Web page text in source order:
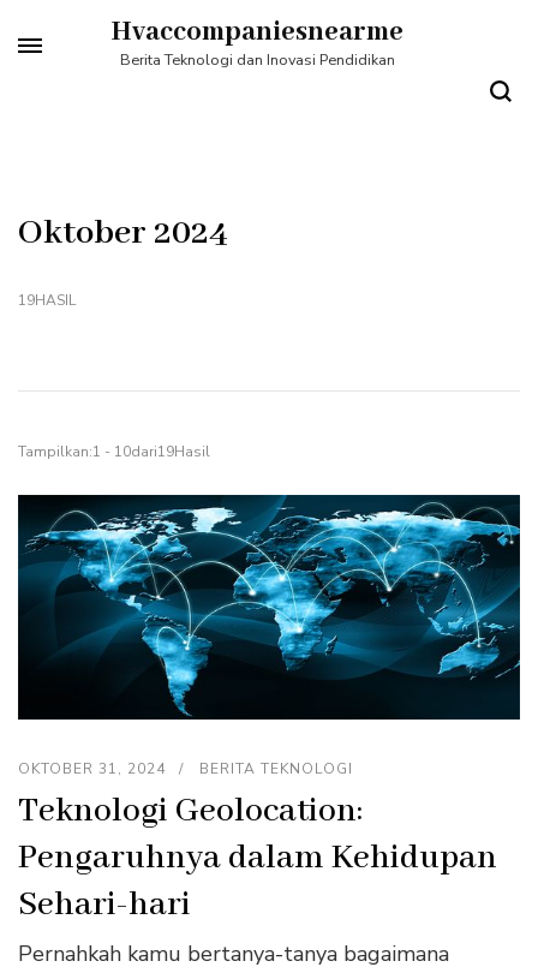
ke
Hvaccompaniesnearme
Berita Teknologi dan Inovasi Pendidikan
Oktober 2024
19HASIL
Tampilkan:1 - 10dari19Hasil
OKTOBER 31, 2024 BERITA TEKNOLOGI
Teknologi Geolocation:
Pengaruhnya dalam Kehidupan
Sehari-hari
Pernahkah kamu bertanya-tanya bagaimana